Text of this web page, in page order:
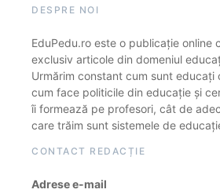
DESPRE NOI
EduPedu.ro este o publicație online
exclusiv articole din domeniul
Urmărim constant cum sunt educați
cum face politicile din educație și
îi formează pe profesori, cât de
care trăim sunt sistemele de
CONTACT REDACȚIE
Adrese e-mail